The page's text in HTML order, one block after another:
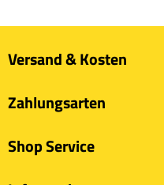
Versand & Kosten
Zahlungsarten
Shop Service